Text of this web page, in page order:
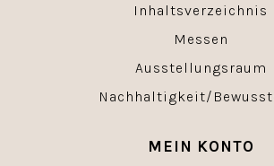
Inhaltsverzeichnis
Messen
Ausstellungsraum
Nachhaltigkeit/
MEIN KONTO